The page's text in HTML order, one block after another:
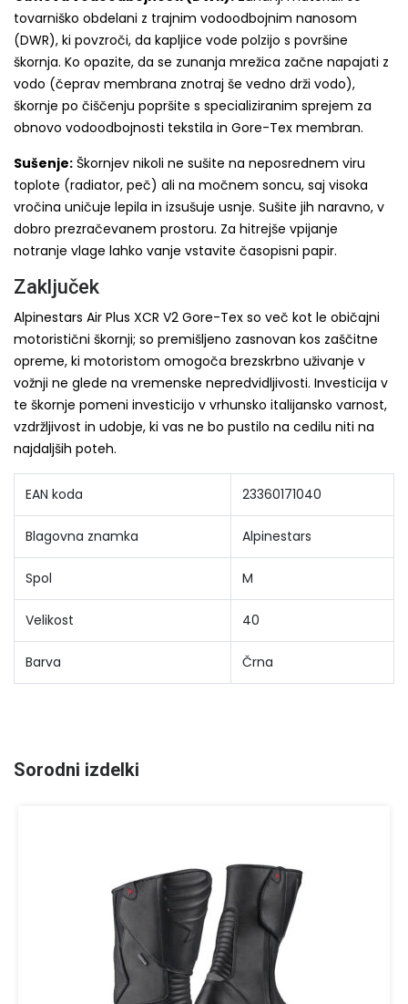
tovarniško obdelani z trajnim vodoodbojnim nanosom
(DWR), ki povzroči, da kapljice vode polzijo s površine
škornja. Ko opazite, da se zunanja mrežica začne napajati z
vodo (čeprav membrana znotraj še vedno drži vodo),
škornje po čiščenju popršite s specializiranim sprejem za
obnovo vodoodbojnosti tekstila in Gore-Tex membran.
Sušenje: Škornjev nikoli ne sušite na neposrednem viru
toplote (radiator, peč) ali na močnem soncu, saj visoka
vročina uničuje lepila in izsušuje usnje. Sušite jih naravno, v
dobro prezračevanem prostoru. Za hitrejše vpijanje
notranje vlage lahko vanje vstavite časopisni papir.
Zaključek
Alpinestars Air Plus XCR V2 Gore-Tex so več kot le običajni
motoristični škornji; so premišljeno zasnovan kos zaščitne
opreme, ki motoristom omogoča brezskrbno uživanje v
vožnji ne glede na vremenske nepredvidljivosti. Investicija v
te škornje pomeni investicijo v vrhunsko italijansko varnost,
vzdržljivost in udobje, ki vas ne bo pustilo na cedilu niti na
najdaljših poteh.
EAN koda 23360171040
Blagovna znamka Alpinestars
Spol M
Velikost 40
Barva Črna
Sorodni izdelki